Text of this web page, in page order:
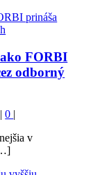
FORBI
odborný
|0 |
v